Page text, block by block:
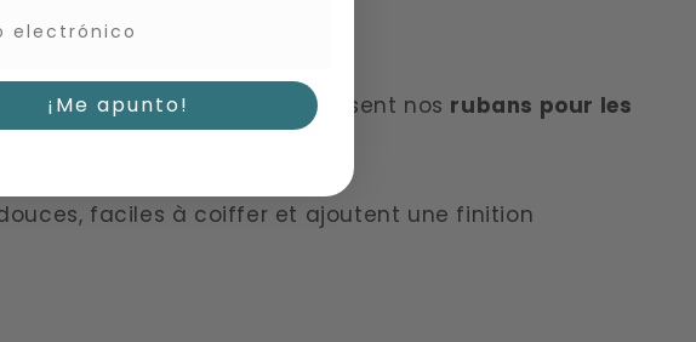
et demoiselles d'honneur utilisent nos rubans pour les
faciles à coiffer et ajoutent une finition
¡Me apunto!